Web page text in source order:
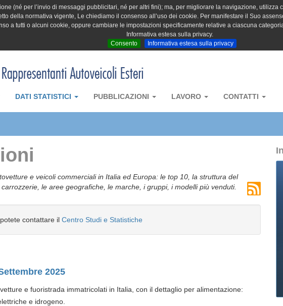
(né per l’invio di messaggi pubblicitari, né per altri fini); ma, per migliorare la navigazione,
della normativa vigente, Le chiediamo il consenso all’uso dei cookie. Per manifestare il Suo
a tutti o alcuni cookie, oppure cambiare le impostazioni specificamente relative a ciascuna
Informativa estesa sulla privacy.
Consento
Informativa estesa sulla privacy
DATI STATISTICI PUBBLICAZIONI LAVORO CONTATTI
e veicoli commerciali in Italia ed Europa: le top 10, la struttura del
le aree geografiche, le marche, i gruppi, i modelli più venduti.
contattare il Centro Studi e Statistiche
2025
e fuoristrada immatricolati in Italia, con il dettaglio per alimentazione:
e idrogeno.